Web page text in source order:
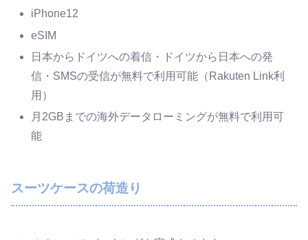
iPhone12
eSIM
日本からドイツへの着信・ドイツから日本への発
信・SMSの受信が無料で利用可能（Rakuten Link利
用）
月2GBまでの海外データローミングが無料で利用可
能
スーツケースの荷造り